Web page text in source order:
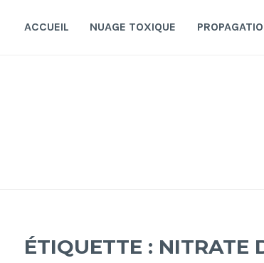
ACCUEIL NUAGE TOXIQUE
ÉTIQUETTE : NITRATE